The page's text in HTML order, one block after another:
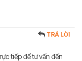
TRẢ LỜI
tiếp để tư vấn đến